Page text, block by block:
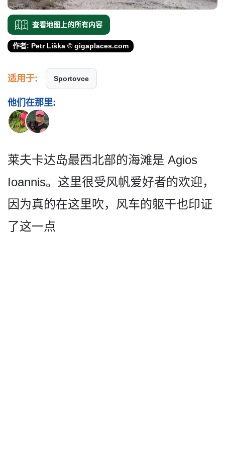
查看地图上的所有内容
作者: Petr Liška © gigaplaces.com
适用于: Sportovce
他们在那里:
莱夫卡达岛最西北部的海滩是 Agios
Ioannis。这里很受风帆爱好­者的欢迎，
因为真的在这里吹，风车的躯干也印证
了这­一点